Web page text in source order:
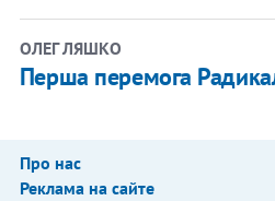
ОЛЕГ ЛЯШКО
Перша перемога
Про нас
Реклама на сайте